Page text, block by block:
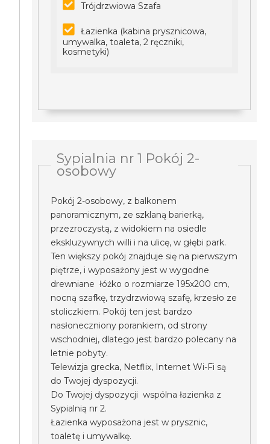
Trójdrzwiowa Szafa
Łazienka (kabina prysznicowa,
umywalka, toaleta, 2 ręczniki,
kosmetyki)
Sypialnia nr 1 Pokój 2-
osobowy
Pokój 2-osobowy, z balkonem
panoramicznym, ze szklaną barierką,
przezroczystą, z widokiem na osiedle
ekskluzywnych willi i na ulicę, w głębi park.
Ten większy pokój znajduje się na pierwszym
piętrze, i wyposażony jest w wygodne
drewniane łóżko o rozmiarze 195x200 cm,
nocną szafkę, trzydrzwiową szafę, krzesło ze
stoliczkiem. Pokój ten jest bardzo
nasłoneczniony porankiem, od strony
wschodniej, dlatego jest bardzo polecany na
letnie pobyty.
Telewizja grecka, Netflix, Internet Wi-Fi są
do Twojej dyspozycji.
Do Twojej dyspozycji wspólna łazienka z
Sypialnią nr 2.
Łazienka wyposażona jest w prysznic,
toaletę i umywalkę.